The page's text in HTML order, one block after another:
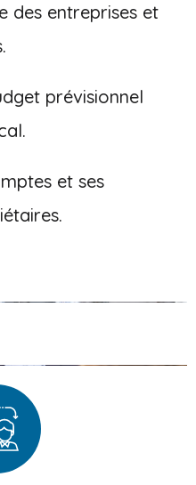
des entreprises et
prévisionnel
et ses